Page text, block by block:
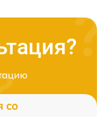
со